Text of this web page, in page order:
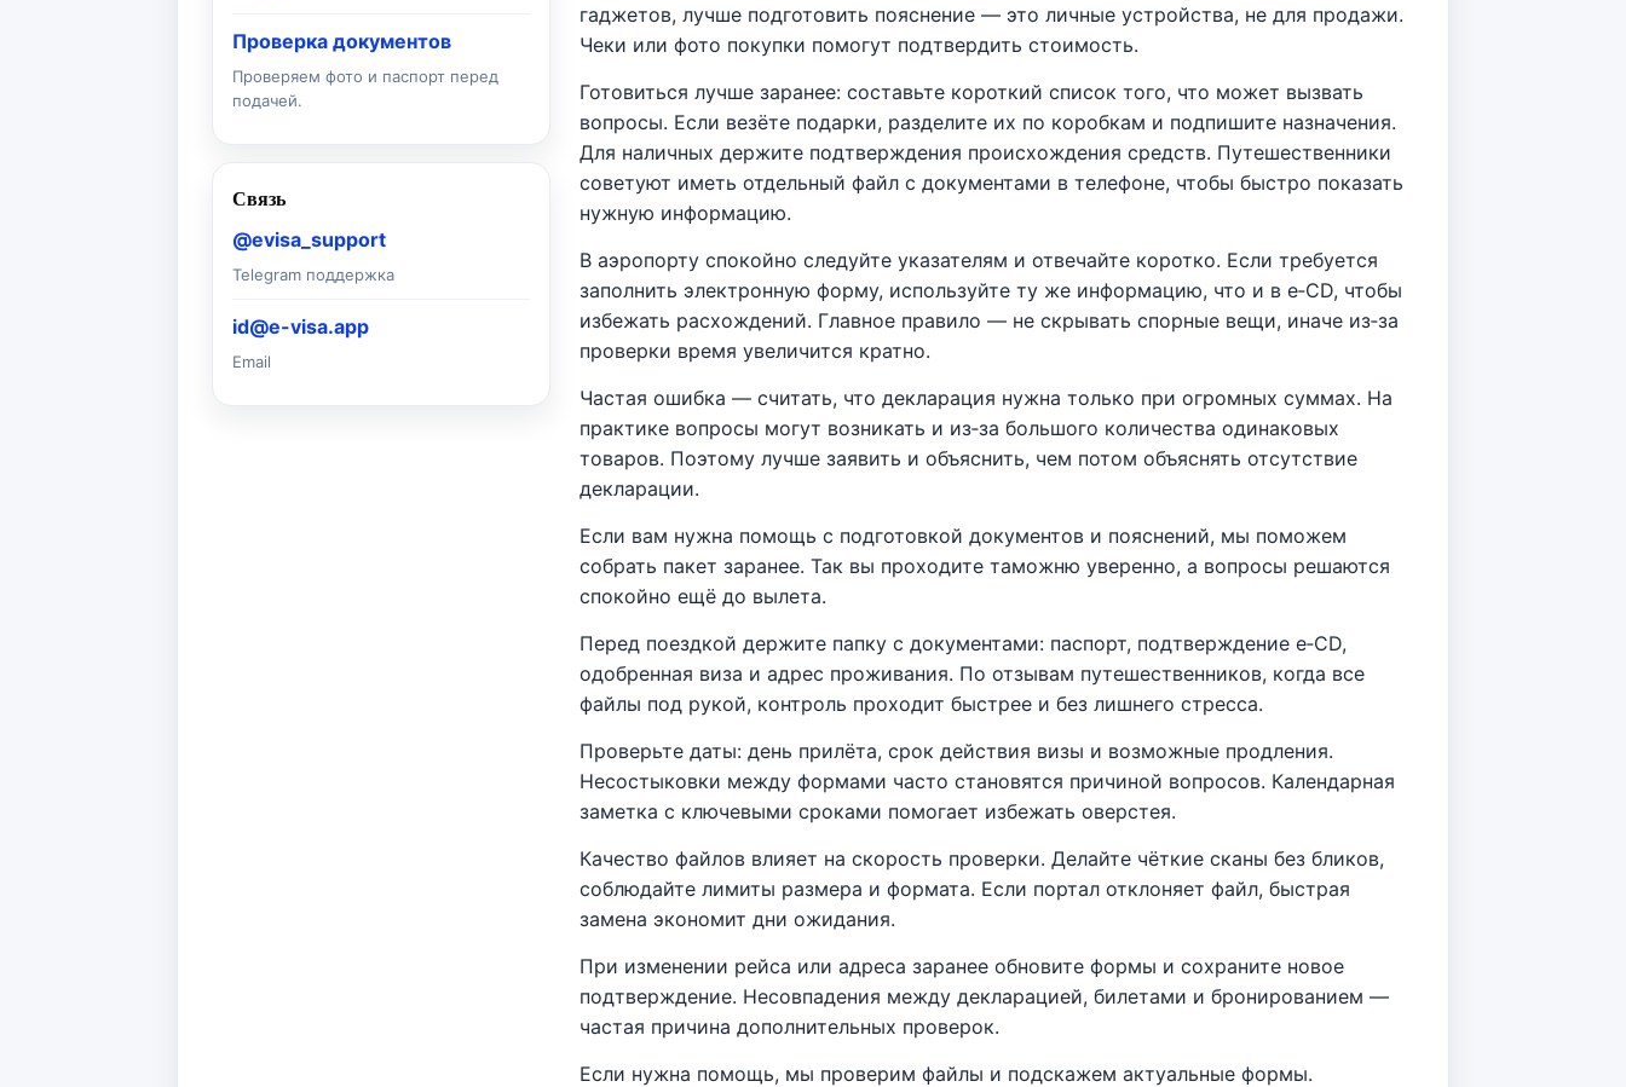
Проверка документов
Проверяем фото и паспорт перед
подачей.
Связь
@evisa_support
Telegram поддержка
id@e-visa.app
Email
гаджетов, лучше подготовить пояснение — это личные устройства, не для продажи.
Чеки или фото покупки помогут подтвердить стоимость.
Готовиться лучше заранее: составьте короткий список того, что может вызвать
вопросы. Если везёте подарки, разделите их по коробкам и подпишите назначения.
Для наличных держите подтверждения происхождения средств. Путешественники
советуют иметь отдельный файл с документами в телефоне, чтобы быстро показать
нужную информацию.
В аэропорту спокойно следуйте указателям и отвечайте коротко. Если требуется
заполнить электронную форму, используйте ту же информацию, что и в e‑CD, чтобы
избежать расхождений. Главное правило — не скрывать спорные вещи, иначе из‑за
проверки время увеличится кратно.
Частая ошибка — считать, что декларация нужна только при огромных суммах. На
практике вопросы могут возникать и из‑за большого количества одинаковых
товаров. Поэтому лучше заявить и объяснить, чем потом объяснять отсутствие
декларации.
Если вам нужна помощь с подготовкой документов и пояснений, мы поможем
собрать пакет заранее. Так вы проходите таможню уверенно, а вопросы решаются
спокойно ещё до вылета.
Перед поездкой держите папку с документами: паспорт, подтверждение e‑CD,
одобренная виза и адрес проживания. По отзывам путешественников, когда все
файлы под рукой, контроль проходит быстрее и без лишнего стресса.
Проверьте даты: день прилёта, срок действия визы и возможные продления.
Несостыковки между формами часто становятся причиной вопросов. Календарная
заметка с ключевыми сроками помогает избежать оверстея.
Качество файлов влияет на скорость проверки. Делайте чёткие сканы без бликов,
соблюдайте лимиты размера и формата. Если портал отклоняет файл, быстрая
замена экономит дни ожидания.
При изменении рейса или адреса заранее обновите формы и сохраните новое
подтверждение. Несовпадения между декларацией, билетами и бронированием —
частая причина дополнительных проверок.
Если нужна помощь, мы проверим файлы и подскажем актуальные формы.